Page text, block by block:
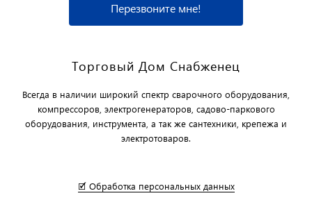
Перезвоните мне!
Торговый Дом Снабженец
Всегда в наличии широкий спектр сварочного оборудования,
компрессоров, электрогенераторов, садово-паркового
оборудования, инструмента, а так же сантехники, крепежа и
электротоваров.
🗹 Обработка персональных данных